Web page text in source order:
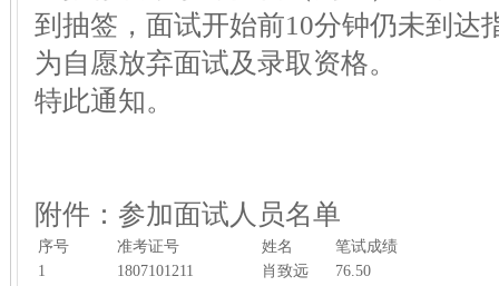
到抽签，面试开始前10分钟仍未到达
为自愿放弃面试及录取资格。
特此通知。
附件：参加面试人员名单
序号 准考证号 姓名
笔试成绩
1
1807101211 肖致远
76.50